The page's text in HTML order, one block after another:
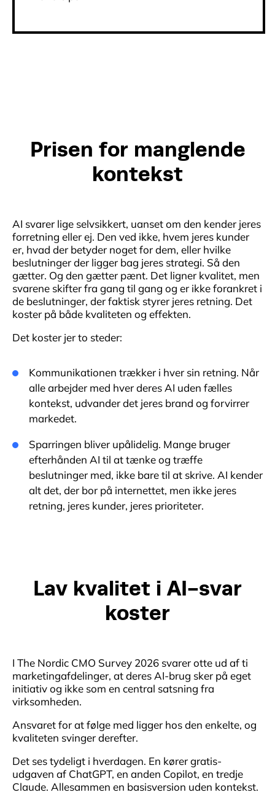
Prisen for manglende
kontekst
AI svarer lige selvsikkert, uanset om den kender jeres
forretning eller ej. Den ved ikke, hvem jeres kunder
er, hvad der betyder noget for dem, eller hvilke
beslutninger der ligger bag jeres strategi. Så den
gætter. Og den gætter pænt. Det ligner kvalitet, men
svarene skifter fra gang til gang og er ikke forankret i
de beslutninger, der faktisk styrer jeres retning. Det
koster på både kvaliteten og effekten.
Det koster jer to steder:
Kommunikationen trækker i hver sin retning. Når
alle arbejder med hver deres AI uden fælles
kontekst, udvander det jeres brand og forvirrer
markedet.
Sparringen bliver upålidelig. Mange bruger
efterhånden AI til at tænke og træffe
beslutninger med, ikke bare til at skrive. AI kender
alt det, der bor på internettet, men ikke jeres
retning, jeres kunder, jeres prioriteter.
Lav kvalitet i AI-svar
koster
I The Nordic CMO Survey 2026 svarer otte ud af ti
marketingafdelinger, at deres AI-brug sker på eget
initiativ og ikke som en central satsning fra
virksomheden.
Ansvaret for at følge med ligger hos den enkelte, og
kvaliteten svinger derefter.
Det ses tydeligt i hverdagen. En kører gratis-
udgaven af ChatGPT, en anden Copilot, en tredje
Claude. Allesammen en basisversion uden kontekst.